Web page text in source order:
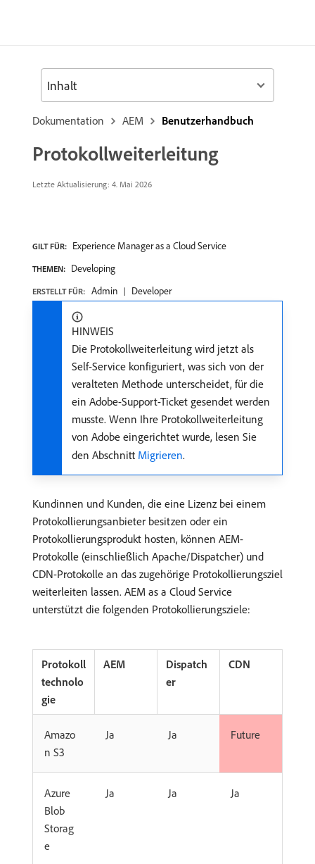
Dokumentation AEM Benutzerhandbuch
Protokollweiterleitung
Letzte Aktualisierung: 4. Mai 2026
GILT FÜR: Experience Manager as a Cloud Service
THEMEN: Developing
ERSTELLT FÜR: Admin Developer
HINWEIS
Die Protokollweiterleitung wird jetzt als
Self-Service konfiguriert, was sich von der
veralteten Methode unterscheidet, für die
ein Adobe-Support-Ticket gesendet werden
musste. Wenn Ihre Protokollweiterleitung
von Adobe eingerichtet wurde, lesen Sie
den Abschnitt Migrieren.
Kundinnen und Kunden, die eine Lizenz bei einem
Protokollierungsanbieter besitzen oder ein
Protokollierungsprodukt hosten, können AEM-
Protokolle (einschließlich Apache/Dispatcher) und
CDN-Protokolle an das zugehörige Protokollierungsziel
weiterleiten lassen. AEM as a Cloud Service
unterstützt die folgenden Protokollierungsziele:
Protokoll
technolo
gie
AEM
Dispatch
er
CDN
Amazo
n S3
Ja Ja Future
Azure
Blob
Storag
e
Ja Ja Ja
Inhalt